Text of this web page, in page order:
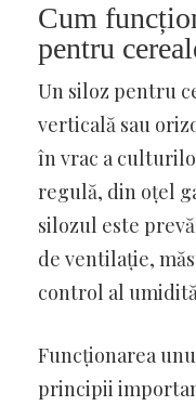
Cum
pentru
Un siloz pentru
verticală sau
în vrac a
regulă, din oțel
silozul este
de ventilație,
control al
Funcționarea
principii